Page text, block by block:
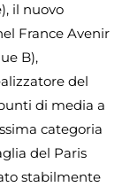
il nuovo
France Avenir
B),
del
di media a
categoria
del Paris
stabilmente